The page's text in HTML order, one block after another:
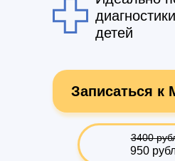
950
3400
Записаться к
детей